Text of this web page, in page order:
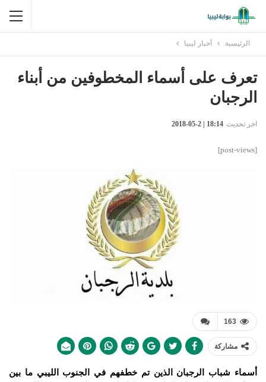
الرئيسية أخبار ليبيا
تعرف على أسماء المخطوفين من أبناء
الرجبان
اخر تحديث 18:14 | 2-05-2018
[post-views]
163
مشاركة
أسماء شباب الرجبان الذين تم خطفهم في الجنوب الليبي ما بين